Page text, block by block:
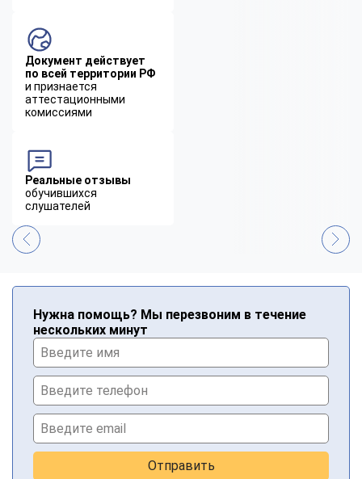
Документ действует
по всей территории РФ
и признается
аттестационными
комиссиями
Реальные отзывы
обучившихся
слушателей
Нужна помощь? Мы перезвоним в течение
нескольких минут
Отправить